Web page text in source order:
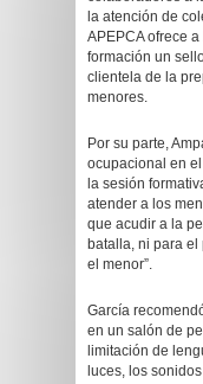
la atención de
APEPCA ofrece
formación un
clientela de la
menores.
Por su parte,
ocupacional en
la sesión
atender a los
que acudir a la
batalla, ni para
el menor”.
García
en un salón de
limitación de
luces, los